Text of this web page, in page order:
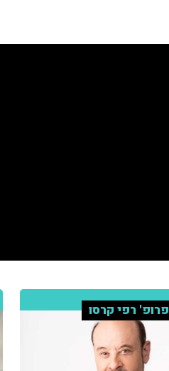
פרופ' רפי קרסו